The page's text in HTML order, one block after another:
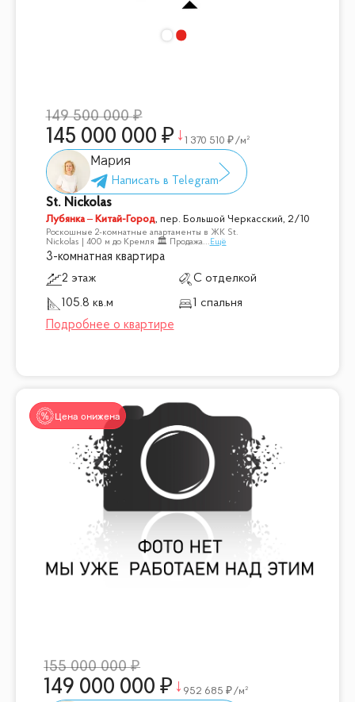
149 500 000
145 000 000 1 370 510 /м²
Мария
St. Nickolas
Лубянка – Китай-Город, пер. Большой Черкасский, 2/10
Роскошные 2-комнатные апартаменты в ЖК St.
Nickolas | 400 м до Кремля 🏛 Продажа... Ещё
3-комнатная квартира
2 этаж
С отделкой
105.8 кв.м
1 спальня
Цена снижена
155 000 000
149 000 000 952 685 /м²